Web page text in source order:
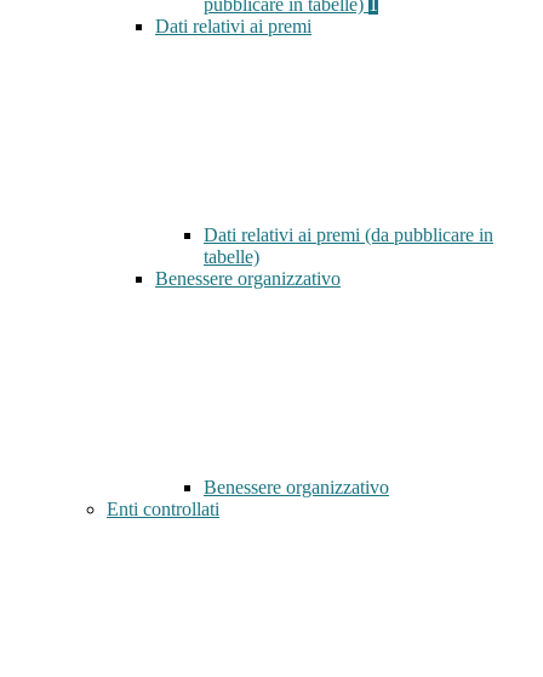
pubblicare in tabelle)
Dati relativi ai premi
Dati relativi ai premi (da pubblicare in
tabelle)
Benessere organizzativo
Benessere organizzativo
Enti controllati